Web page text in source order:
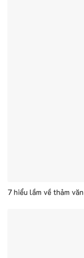
7 hiểu lầm về thảm